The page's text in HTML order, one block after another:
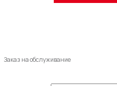
Заказ на обслуживание